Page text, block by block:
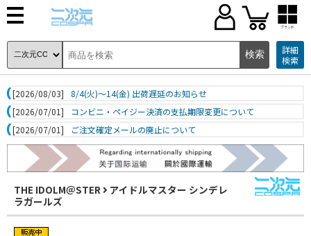
ブランド
詳細
検索
[2026/08/03]
8/4(火)～14(金) 出荷遅延のお知らせ
[2026/07/01]
コンビニ・ペイジー決済の支払期限変更について
[2026/07/01]
ご注文確定メールの廃止について
THE IDOLM＠STER
アイドルマスター シンデレ
ラガールズ